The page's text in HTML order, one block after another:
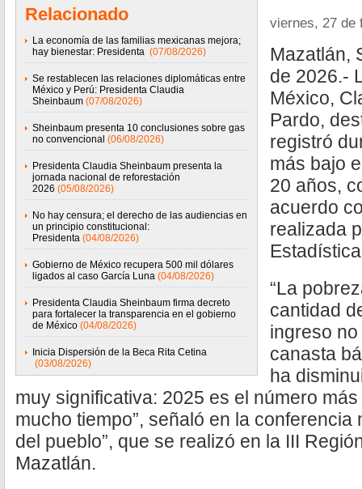
Relacionado
La economía de las familias mexicanas mejora;
hay bienestar: Presidenta (07/08/2026)
Se restablecen las relaciones diplomáticas entre
México y Perú: Presidenta Claudia
Sheinbaum (07/08/2026)
Sheinbaum presenta 10 conclusiones sobre gas
no convencional (06/08/2026)
Presidenta Claudia Sheinbaum presenta la
jornada nacional de reforestación
2026 (05/08/2026)
No hay censura; el derecho de las audiencias en
un principio constitucional:
Presidenta (04/08/2026)
Gobierno de México recupera 500 mil dólares
ligados al caso García Luna (04/08/2026)
Presidenta Claudia Sheinbaum firma decreto
para fortalecer la transparencia en el gobierno
de México (04/08/2026)
Inicia Dispersión de la Beca Rita Cetina
(03/08/2026)
viernes, 27 de
Mazatlán,
de 2026.-
México,
Pardo,
registró
más bajo
20 años,
acuerdo
realizada
“La
cantidad
ingreso
canasta
ha
muy significativa: 2025 es el número
mucho tiempo”, señaló en la conferencia
del pueblo”, que se realizó en la III
Mazatlán.